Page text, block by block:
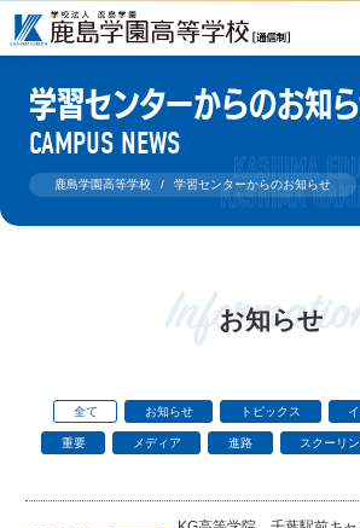
学習センターからのお知
CAMPUS NEWS
鹿島学園高等学校 学習センターからのお知らせ
お知らせ
全て お知らせ トピックス
重要 メディア 進路 スクーリ